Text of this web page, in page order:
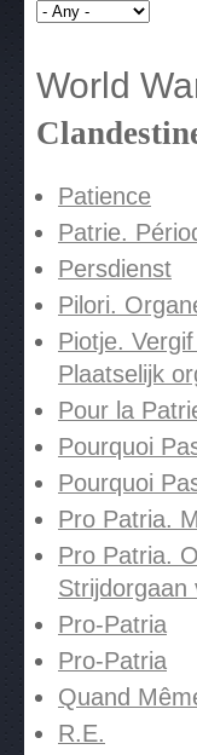
World
Patience
Patrie.
Persdienst
Pilori.
Piotje.
Plaatselijk
Pour la
Pourquoi
Pourquoi
Pro Patria.
Pro Patria.
Strijdorgaan
Pro-Patria
Pro-Patria
Quand
R.E.